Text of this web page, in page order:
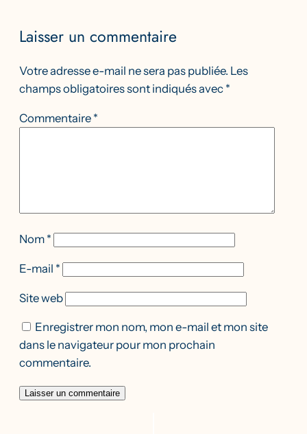
Laisser un commentaire
Votre adresse e-mail ne sera pas publiée. Les
champs obligatoires sont indiqués avec *
Commentaire *
Nom *
E-mail *
Site web
Enregistrer mon nom, mon e-mail et mon site
dans le navigateur pour mon prochain
commentaire.